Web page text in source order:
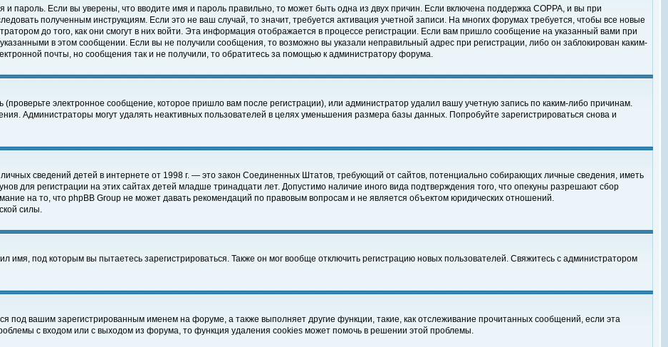
пароль. Если вы уверены, что вводите имя и пароль правильно, то может быть одна из двух причин. Если включена поддержка COPPA, и вы при
полученным инструкциям. Если это не ваш случай, то значит, требуется активация учетной записи. На многих форумах требуется, чтобы все новые
до того, как они смогут в них войти. Эта информация отображается в процессе регистрации. Если вам пришло сообщение на указанный вами при
в этом сообщении. Если вы не получили сообщения, то возможно вы указали неправильный адрес при регистрации, либо он заблокирован каким-
почты, но сообщения так и не получили, то обратитесь за помощью к администратору форума.
электронное сообщение, которое пришло вам после регистрации), или администратор удалил вашу учетную запись по каким-либо причинам.
Администраторы могут удалять неактивных пользователей в целях уменьшения размера базы данных. Попробуйте зарегистрироваться снова и
сведений детей в интернете от 1998 г. — это закон Соединенных Штатов, требующий от сайтов, потенциально собирающих личные сведения, иметь
для регистрации на этих сайтах детей младше тринадцати лет. Допустимо наличие иного вида подтверждения того, что опекуны разрешают сбор
на то, что phpBB Group не может давать рекомендаций по правовым вопросам и не является объектом юридических отношений.
силы.
имя, под которым вы пытаетесь зарегистрироваться. Также он мог вообще отключить регистрацию новых пользователей. Свяжитесь с администратором
под вашим зарегистрированным именем на форуме, а также выполняет другие функции, такие, как отслеживание прочитанных сообщений, если эта
с входом или с выходом из форума, то функция удаления cookies может помочь в решении этой проблемы.